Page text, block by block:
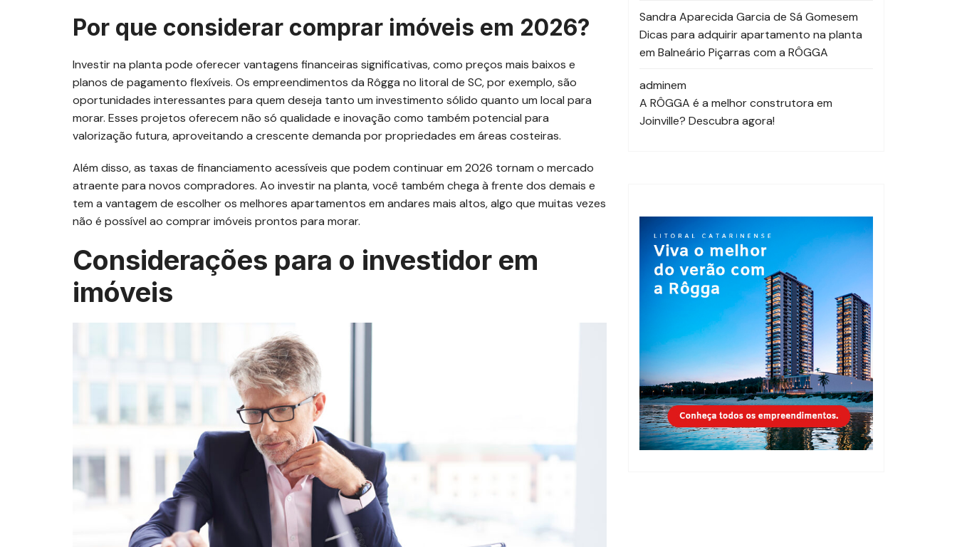
Por que considerar comprar imóveis em 2026?
Investir na planta pode oferecer vantagens financeiras significativas, como preços mais baixos e
planos de pagamento flexíveis. Os empreendimentos da Rôgga no litoral de SC, por exemplo, são
oportunidades interessantes para quem deseja tanto um investimento sólido quanto um local para
morar. Esses projetos oferecem não só qualidade e inovação como também potencial para
valorização futura, aproveitando a crescente demanda por propriedades em áreas costeiras.
Além disso, as taxas de financiamento acessíveis que podem continuar em 2026 tornam o mercado
atraente para novos compradores. Ao investir na planta, você também chega à frente dos demais e
tem a vantagem de escolher os melhores apartamentos em andares mais altos, algo que muitas vezes
não é possível ao comprar imóveis prontos para morar.
Considerações para o investidor em
imóveis
Sandra Aparecida Garcia de Sá Gomesem
Dicas para adquirir apartamento na planta
em Balneário Piçarras com a RÔGGA
adminem
A RÔGGA é a melhor construtora em
Joinville? Descubra agora!